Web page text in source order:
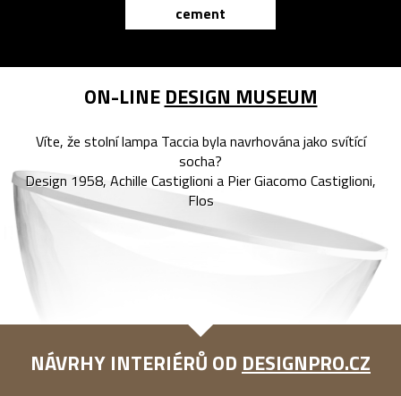
cement
ON-LINE DESIGN MUSEUM
Víte, že stolní lampa Taccia byla navrhována jako svítící
socha?
Design 1958, Achille Castiglioni a Pier Giacomo Castiglioni,
Flos
NÁVRHY INTERIÉRŮ OD DESIGNPRO.CZ